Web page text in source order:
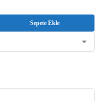
Sepete Ekle